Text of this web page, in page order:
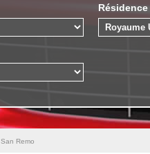
Résidence
San Remo